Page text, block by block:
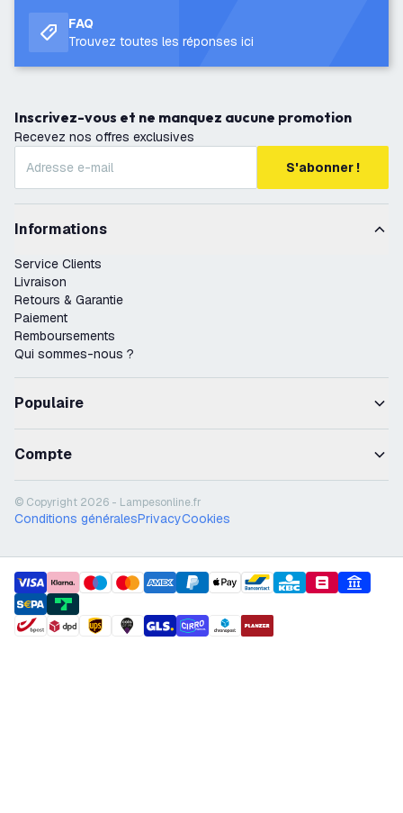
FAQ
Trouvez toutes les réponses ici
Inscrivez-vous et ne manquez aucune promotion
Recevez nos offres exclusives
S'abonner !
Informations
Service Clients
Livraison
Retours & Garantie
Paiement
Remboursements
Qui sommes-nous ?
Populaire
Compte
© Copyright 2026 - Lampesonline.fr
Conditions généralesPrivacyCookies
payment methods
shipment methods